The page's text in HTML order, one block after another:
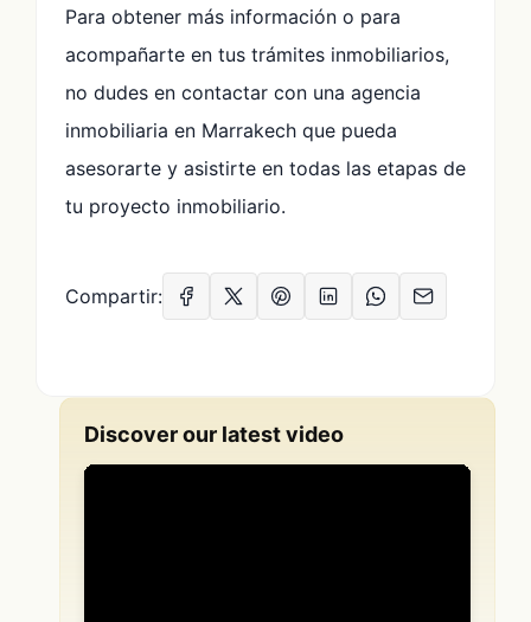
Para obtener más información o para
acompañarte en tus trámites inmobiliarios,
no dudes en contactar con una agencia
inmobiliaria en Marrakech que pueda
asesorarte y asistirte en todas las etapas de
tu proyecto inmobiliario.
Compartir:
Discover our latest video